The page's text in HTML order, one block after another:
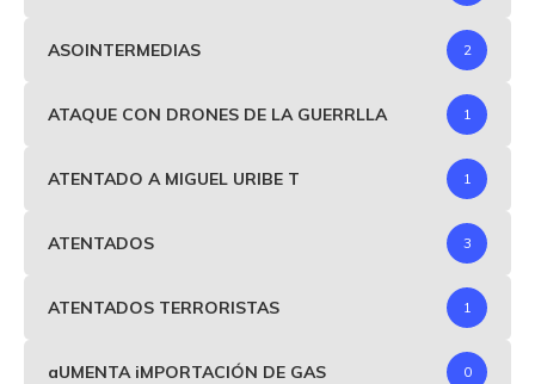
ASOINTERMEDIAS 2
ATAQUE CON DRONES DE LA GUERRLLA 1
ATENTADO A MIGUEL URIBE T 1
ATENTADOS 3
ATENTADOS TERRORISTAS 1
aUMENTA iMPORTACIÓN DE GAS 0